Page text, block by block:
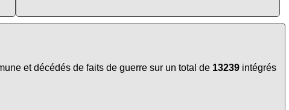
et décédés de faits de guerre sur un total de 13239 intégrés